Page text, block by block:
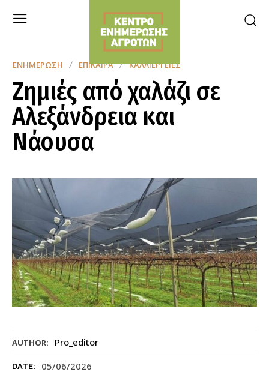
AUTHOR: Pro_editor
DATE: 05/06/2026
ΕΝΗΜΈΡΩΣΗ ΕΠΊΚΑΙΡΑ ΚΑΛΛΙΈΡΓΕΙΕΣ
Ζημιές από χαλάζι σε
Αλεξάνδρεια και
Νάουσα